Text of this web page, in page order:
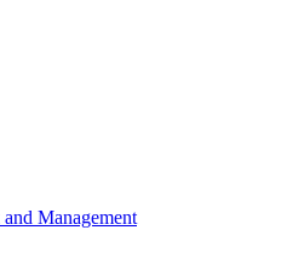
Management